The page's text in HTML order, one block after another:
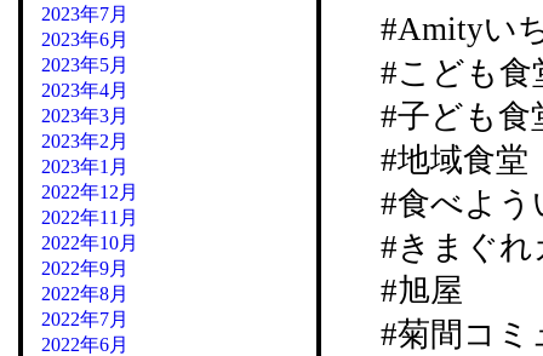
#Amityい
#こども食
#子ども食
#地域食堂
#食べよう
#きまぐれ
#旭屋
#菊間コ
2023年7月
2023年6月
2023年5月
2023年4月
2023年3月
2023年2月
2023年1月
2022年12月
2022年11月
2022年10月
2022年9月
2022年8月
2022年7月
2022年6月